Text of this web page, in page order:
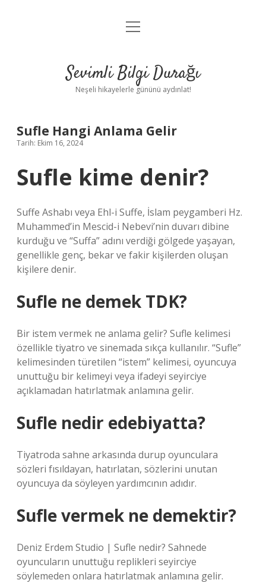
Anasayfa
Yasal Uyarı
menüyü
Sevimli Bilgi Durağı
Neşeli hikayelerle gününü aydınlat!
Sufle Hangi Anlama Gelir
Tarih: Ekim 16, 2024
Sufle kime denir?
Suffe Ashabı veya Ehl-i Suffe, İslam peygamberi Hz.
Muhammed’in Mescid-i Nebevi’nin duvarı dibine
kurduğu ve “Suffa” adını verdiği gölgede yaşayan,
genellikle genç, bekar ve fakir kişilerden oluşan
kişilere denir.
Sufle ne demek TDK?
Bir istem vermek ne anlama gelir? Sufle kelimesi
özellikle tiyatro ve sinemada sıkça kullanılır. “Sufle”
kelimesinden türetilen “istem” kelimesi, oyuncuya
unuttuğu bir kelimeyi veya ifadeyi seyirciye
açıklamadan hatırlatmak anlamına gelir.
Sufle nedir edebiyatta?
Tiyatroda sahne arkasında durup oyunculara
sözleri fısıldayan, hatırlatan, sözlerini unutan
oyuncuya da söyleyen yardımcının adıdır.
Sufle vermek ne demektir?
Deniz Erdem Studio | Sufle nedir? Sahnede
oyuncuların unuttuğu replikleri seyirciye
söylemeden onlara hatırlatmak anlamına gelir.